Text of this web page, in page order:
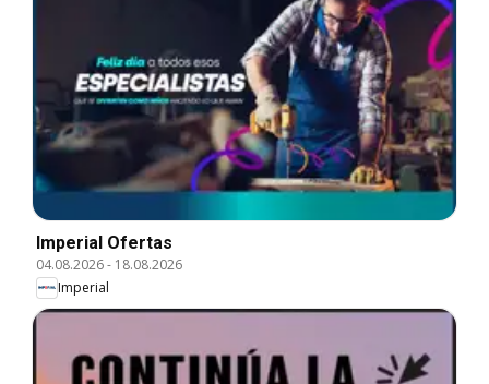
Imperial Ofertas
04.08.2026- 18.08.2026
Imperial